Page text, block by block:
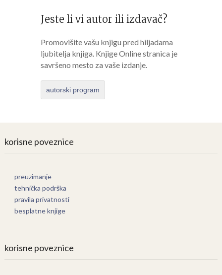
Jeste li vi autor ili izdavač?
Promovišite vašu knjigu pred hiljadama
ljubitelja knjiga. Knjige Online stranica je
savršeno mesto za vaše izdanje.
autorski program
korisne poveznice
preuzimanje
tehnička podrška
pravila privatnosti
besplatne knjige
korisne poveznice